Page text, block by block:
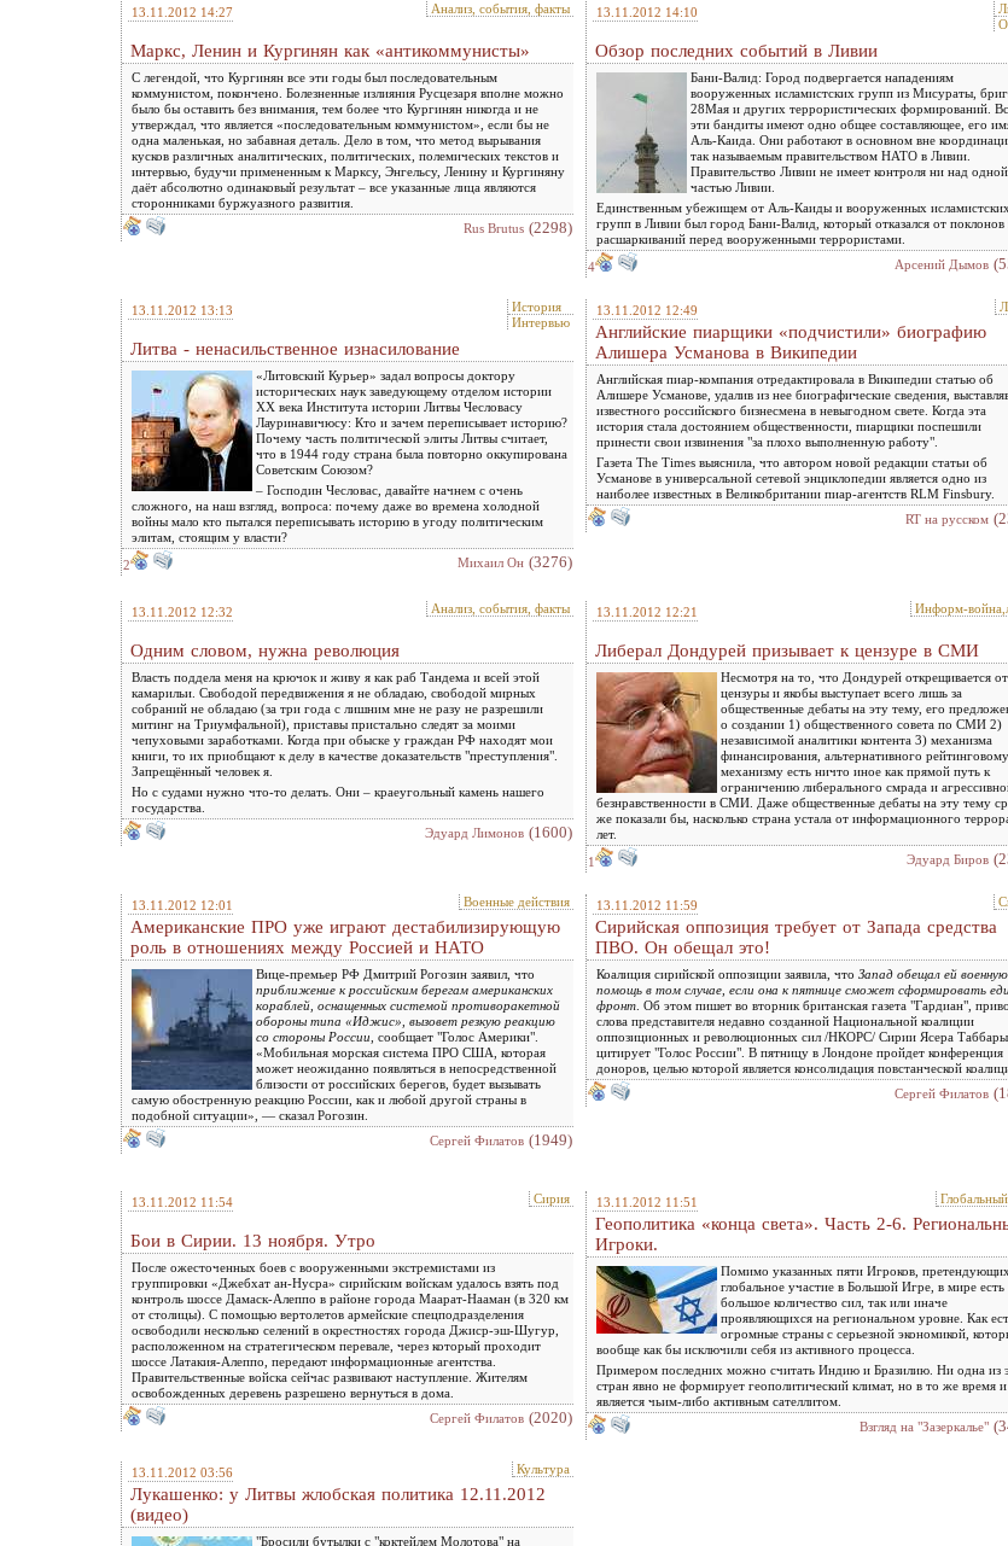
13.11.2012 14:27 Анализ, события, факты
Маркс, Ленин и Кургинян как «антикоммунисты»
С легендой, что Кургинян все эти годы был последовательным
коммунистом, покончено. Болезненные излияния Русцезаря вполне можно
было бы оставить без внимания, тем более что Кургинян никогда и не
утверждал, что является «последовательным коммунистом», если бы не
одна маленькая, но забавная деталь. Дело в том, что метод вырывания
кусков различных аналитических, политических, полемических текстов и
интервью, будучи примененным к Марксу, Энгельсу, Ленину и Кургиняну
даёт абсолютно одинаковый результат – все указанные лица являются
сторонниками буржуазного развития.
Rus Brutus (2298)
13.11.2012 14:10
Обзор последних событий в Ливии
Бани-Валид: Город подвергается нападениям
вооруженных исламистских групп из Мисураты,
28Maя и других террористических формирований.
эти бандиты имеют одно общее составляющее, его
Аль-Каида. Они работают в основном вне
так называемым правительством НАТО в Ливии.
Правительство Ливии не имеет контроля ни над одной
частью Ливии.
Единственным убежищем от Аль-Каиды и вооруженных исламистских
групп в Ливии был город Бани-Валид, который отказался от поклонов
расшаркиваний перед вооруженными террористами.
4
Арсений Дымов
13.11.2012 13:13
История
Интервью
Литва - ненасильственное изнасилование
«Литовский Курьер» задал вопросы доктору
исторических наук заведующему отделом истории
ХХ века Института истории Литвы Чесловасу
Лауринавичюсу: Кто и зачем переписывает историю?
Почему часть политической элиты Литвы считает,
что в 1944 году страна была повторно оккупирована
Советским Союзом?
– Господин Чесловас, давайте начнем с очень
сложного, на наш взгляд, вопроса: почему даже во времена холодной
войны мало кто пытался переписывать историю в угоду политическим
элитам, стоящим у власти?
2
Михаил Он (3276)
13.11.2012 12:49
Английские пиарщики «подчистили» биографию
Алишера Усманова в Википедии
Английская пиар-компания отредактировала в Википедии статью об
Алишере Усманове, удалив из нее биографические сведения,
известного российского бизнесмена в невыгодном свете. Когда эта
история стала достоянием общественности, пиарщики поспешили
принести свои извинения "за плохо выполненную работу".
Газета The Times выяснила, что автором новой редакции статьи об
Усманове в универсальной сетевой энциклопедии является одно из
наиболее известных в Великобритании пиар-агентств RLM Finsbury.
RT на русском
13.11.2012 12:32 Анализ, события, факты
Одним словом, нужна революция
Власть поддела меня на крючок и живу я как раб Тандема и всей этой
камарильи. Свободой передвижения я не обладаю, свободой мирных
собраний не обладаю (за три года с лишним мне не разу не разрешили
митинг на Триумфальной), приставы пристально следят за моими
чепуховыми заработками. Когда при обыске у граждан РФ находят мои
книги, то их приобщают к делу в качестве доказательств "преступления".
Запрещённый человек я.
Но с судами нужно что-то делать. Они – краеугольный камень нашего
государства.
Эдуард Лимонов (1600)
13.11.2012 12:21 Информ-
Либерал Дондурей призывает к цензуре в СМИ
Несмотря на то, что Дондурей открещивается от
цензуры и якобы выступает всего лишь за
общественные дебаты на эту тему, его
о создании 1) общественного совета по СМИ 2)
независимой аналитики контента 3) механизма
финансирования, альтернативного рейтинговому
механизму есть ничто иное как прямой путь к
ограничению либерального смрада и
безнравственности в СМИ. Даже общественные дебаты на эту тему
же показали бы, насколько страна устала от информационного
лет.
1
Эдуард Биров
13.11.2012 12:01 Военные действия
Американские ПРО уже играют дестабилизирующую
роль в отношениях между Россией и НАТО
Вице-премьер РФ Дмитрий Рогозин заявил, что
приближение к российским берегам американских
кораблей, оснащенных системой противоракетной
обороны типа «Иджис», вызовет резкую реакцию
со стороны России , сообщает "Голос Америки".
«Мобильная морская система ПРО США, которая
может неожиданно появляться в непосредственной
близости от российских берегов, будет вызывать
самую обостренную реакцию России, как и любой другой страны в
подобной ситуации», — сказал Рогозин.
Сергей Филатов (1949)
13.11.2012 11:59
Сирийская оппозиция требует от Запада средства
ПВО. Он обещал это!
Коалиция сирийской оппозиции заявила, что Запад обещал ей военную
помощь в том случае, если она к пятнице сможет сформировать
фронт . Об этом пишет во вторник британская газета "Гардиан",
слова представителя недавно созданной Национальной коалиции
оппозиционных и революционных сил /НКОРС/ Сирии Ясера Таббары,
цитирует "Голос России". В пятницу в Лондоне пройдет конференция
доноров, целью которой является консолидация повстанческой
Сергей Филатов
13.11.2012 11:54 Сирия
Бои в Сирии. 13 ноября. Утро
После ожесточенных боев с вооруженными экстремистами из
группировки «Джебхат ан-Нусра» сирийским войскам удалось взять под
контроль шоссе Дамаск-Алеппо в районе города Маарат-Нааман (в 320 км
от столицы). С помощью вертолетов армейские спецподразделения
освободили несколько селений в окрестностях города Джиср-эш-Шугур,
расположенном на стратегическом перевале, через который проходит
шоссе Латакия-Алеппо, передают информационные агентства.
Правительственные войска сейчас развивают наступление. Жителям
освобожденных деревень разрешено вернуться в дома.
Сергей Филатов (2020)
13.11.2012 11:51
Геополитика «конца света». Часть 2-6.
Игроки.
Помимо указанных пяти Игроков,
глобальное участие в Большой Игре, в мире есть
большое количество сил, так или иначе
проявляющихся на региональном уровне. Как
огромные страны с серьезной экономикой,
вообще как бы исключили себя из активного процесса.
Примером последних можно считать Индию и Бразилию. Ни одна из
стран явно не формирует геополитический климат, но в то же время
является чьим-либо активным сателлитом.
Взгляд на "Зазеркалье"
13.11.2012 03:56 Культура
Лукашенко: у Литвы жлобская политика 12.11.2012
(видео)
"Бросили бутылки с "коктейлем Молотова" на